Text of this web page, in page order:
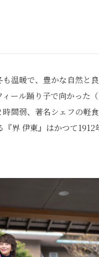
温暖で、豊かな自然と
ール踊り子で向かった
間弱、著名シェフの軽
界 伊東』はかつて